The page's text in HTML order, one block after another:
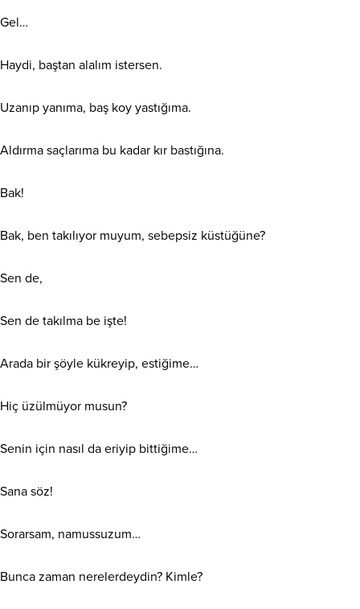
Gel…
Haydi, baştan alalım istersen.
Uzanıp yanıma, baş koy yastığıma.
Aldırma saçlarıma bu kadar kır bastığına.
Bak!
Bak, ben takılıyor muyum, sebepsiz küstüğüne?
Sen de,
Sen de takılma be işte!
Arada bir şöyle kükreyip, estiğime…
Hiç üzülmüyor musun?
Senin için nasıl da eriyip bittiğime…
Sana söz!
Sorarsam, namussuzum…
Bunca zaman nerelerdeydin? Kimle?